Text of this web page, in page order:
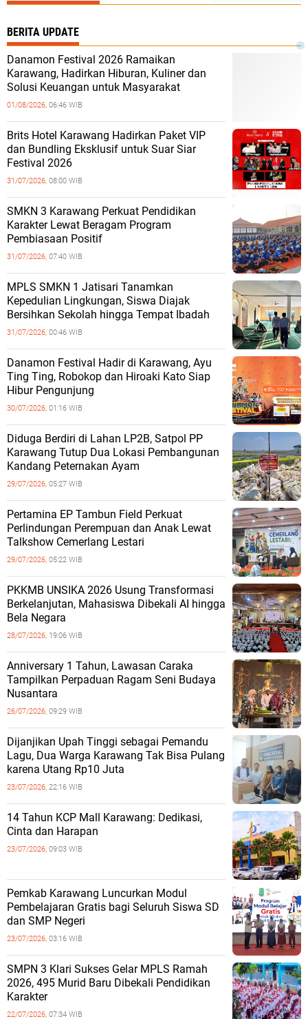
BERITA UPDATE
Danamon Festival 2026 Ramaikan
Karawang, Hadirkan Hiburan, Kuliner dan
Solusi Keuangan untuk Masyarakat
01/08/2026, 06:46 WIB
Brits Hotel Karawang Hadirkan Paket VIP
dan Bundling Eksklusif untuk Suar Siar
Festival 2026
31/07/2026, 08:00 WIB
SMKN 3 Karawang Perkuat Pendidikan
Karakter Lewat Beragam Program
Pembiasaan Positif
31/07/2026, 07:40 WIB
MPLS SMKN 1 Jatisari Tanamkan
Kepedulian Lingkungan, Siswa Diajak
Bersihkan Sekolah hingga Tempat Ibadah
31/07/2026, 00:46 WIB
Danamon Festival Hadir di Karawang, Ayu
Ting Ting, Robokop dan Hiroaki Kato Siap
Hibur Pengunjung
30/07/2026, 01:16 WIB
Diduga Berdiri di Lahan LP2B, Satpol PP
Karawang Tutup Dua Lokasi Pembangunan
Kandang Peternakan Ayam
29/07/2026, 05:27 WIB
Pertamina EP Tambun Field Perkuat
Perlindungan Perempuan dan Anak Lewat
Talkshow Cemerlang Lestari
29/07/2026, 05:22 WIB
PKKMB UNSIKA 2026 Usung Transformasi
Berkelanjutan, Mahasiswa Dibekali AI hingga
Bela Negara
28/07/2026, 19:06 WIB
Anniversary 1 Tahun, Lawasan Caraka
Tampilkan Perpaduan Ragam Seni Budaya
Nusantara
26/07/2026, 09:29 WIB
Dijanjikan Upah Tinggi sebagai Pemandu
Lagu, Dua Warga Karawang Tak Bisa Pulang
karena Utang Rp10 Juta
23/07/2026, 22:16 WIB
14 Tahun KCP Mall Karawang: Dedikasi,
Cinta dan Harapan
23/07/2026, 09:03 WIB
Pemkab Karawang Luncurkan Modul
Pembelajaran Gratis bagi Seluruh Siswa SD
dan SMP Negeri
23/07/2026, 03:16 WIB
SMPN 3 Klari Sukses Gelar MPLS Ramah
2026, 495 Murid Baru Dibekali Pendidikan
Karakter
22/07/2026, 07:34 WIB